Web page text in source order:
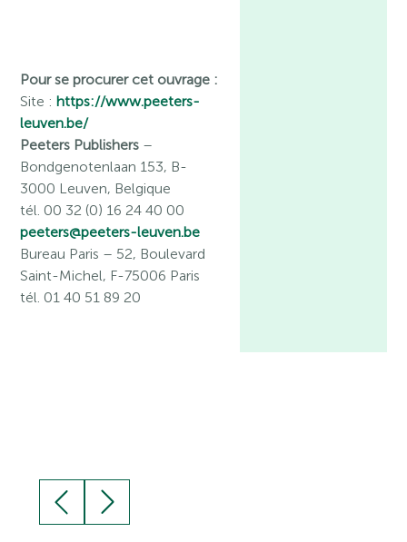
Pour se procurer cet ouvrage :
Site :https://www.peeters-
leuven.be/
Peeters Publishers –
Bondgenotenlaan 153, B-
3000 Leuven, Belgique
tél. 00 32 (0) 16 24 40 00
peeters@peeters-leuven.be
Bureau Paris – 52, Boulevard
Saint-Michel, F-75006 Paris
tél. 01 40 51 89 20